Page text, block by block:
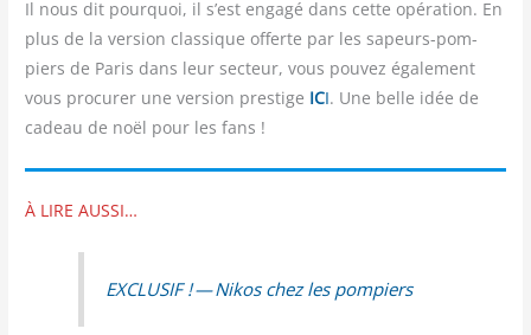
Il nous dit pour­quoi, il s’est enga­gé dans cette opé­ra­tion. En
plus de la ver­sion clas­sique offerte par les sapeurs-pom­
piers de Paris dans leur sec­teur, vous pou­vez éga­le­ment
vous pro­cu­rer une ver­sion pres­tige ICI. Une belle idée de
cadeau de noël pour les fans !
À LIRE AUSSI…
EXCLUSIF ! — Nikos chez les pompiers